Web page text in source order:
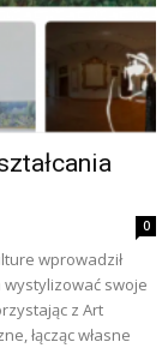
0
wprowadził
swoje
z Art
łącząc własne